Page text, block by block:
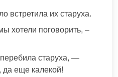
встретила их старуха.
хотели поговорить, –
старуха, —
да еще калекой!